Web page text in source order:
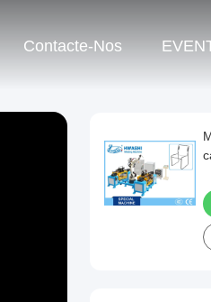
Contacte-Nos